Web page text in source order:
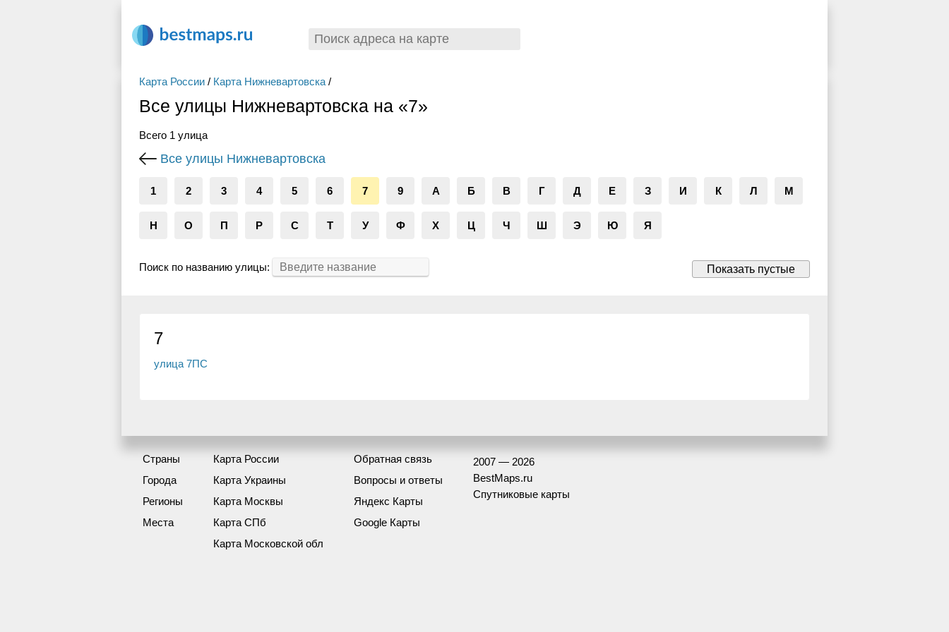
Карта России / Карта Нижневартовска /
Все улицы Нижневартовска на «7»
Всего 1 улица
Все улицы Нижневартовска
1 2 3 4 5 6 7 9 А Б В Г Д Е З И К Л М
Н О П Р С Т У Ф Х Ц Ч Ш Э Ю Я
Поиск по названию улицы: Показать пустые
7
улица 7ПС
Страны
Города
Регионы
Места
Карта России
Карта Украины
Карта Москвы
Карта СПб
Карта Московской обл
Обратная связь
Вопросы и ответы
Яндекс Карты
Google Карты
2007 — 2026
BestMaps.ru
Спутниковые карты